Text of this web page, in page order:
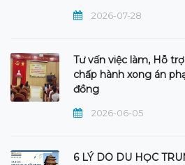
2026-07-28
Tư vấn việc làm, Hỗ
chấp hành xong án
đồng
2026-06-05
6 LÝ DO DU HỌC